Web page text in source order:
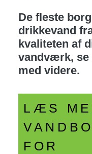
De fleste
drikkevand
kvaliteten af
vandværk, se
med videre.
LÆS
FOR